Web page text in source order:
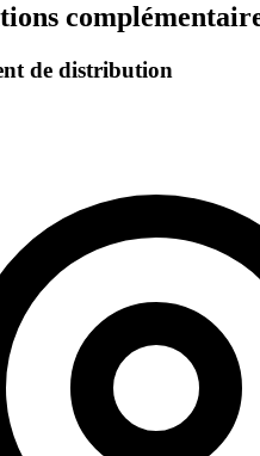
de distribution